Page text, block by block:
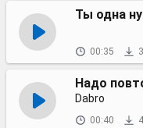
Ты одна
00:35
Надо
Dabro
00:40